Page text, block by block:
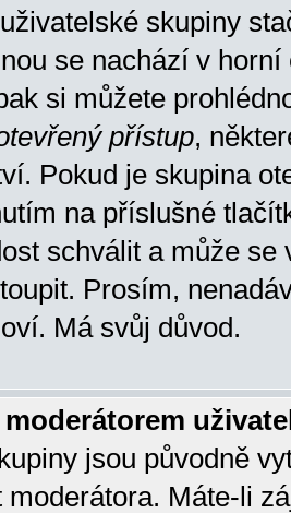
skupiny
se nachází v horní
si můžete
přístup,
Pokud je skupina
na příslušné
schválit a může se
Prosím,
Má svůj důvod.
jsou původně
moderátora. Máte-li